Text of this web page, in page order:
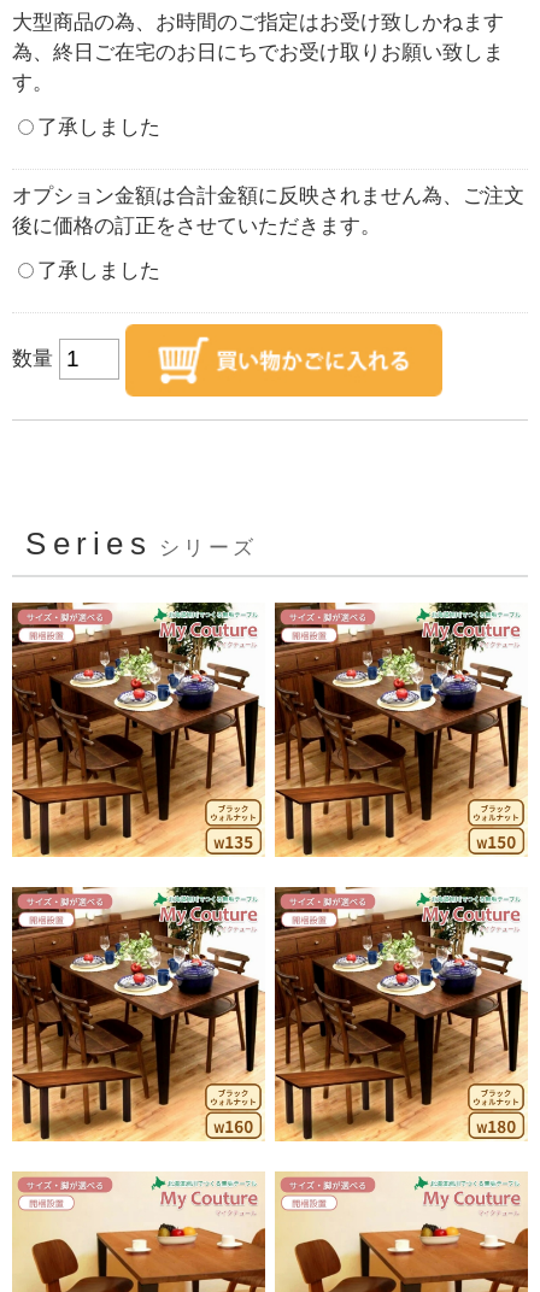
大型商品の為、お時間のご指定はお受け致しかねます
為、終日ご在宅のお日にちでお受け取りお願い致しま
す。
了承しました
オプション金額は合計金額に反映されません為、ご注文
後に価格の訂正をさせていただきます。
了承しました
数量
Series シリーズ